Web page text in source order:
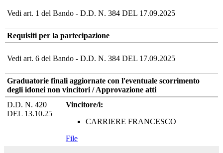
Vedi art. 1 del Bando - D.D. N. 384 DEL 17.09.2025
Requisiti per la partecipazione
Vedi art. 6 del Bando - D.D. N. 384 DEL 17.09.2025
Graduatorie finali aggiornate con l'eventuale scorrimento
degli idonei non vincitori / Approvazione atti
D.D. N. 420
DEL 13.10.25
Vincitore/i:
CARRIERE FRANCESCO
File